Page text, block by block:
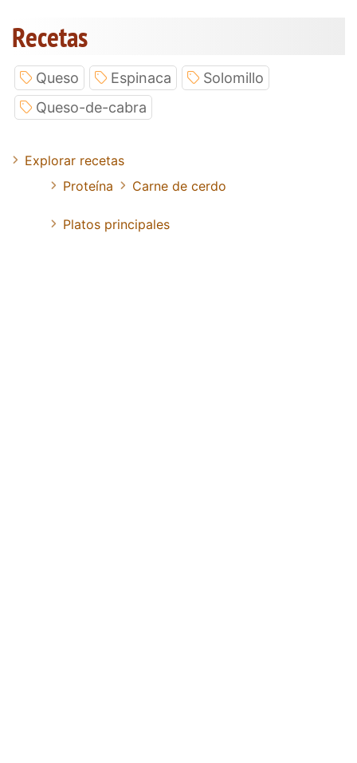
Recetas
Queso Espinaca
Solomillo
Queso-de-cabra
Explorar recetas
Proteína
Carne de cerdo
Platos principales